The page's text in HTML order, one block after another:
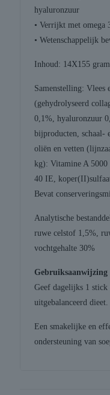
hyaluronzuur
• Verrijkt met omega
• Wetenschappelijk
Inhoud: 14X155 gram
Samenstelling:
(gehydrolyseerd
0,1%, hyaluronzuur
bijproducten, schaal-
oliën en vetten
kg): Vitamine A
40 IE,
Bevat
Analytische
ruwe celstof 1,5%,
vochtgehalte 30%
Gebruiksaanwijzing
Geef dagelijks 1 stick
uitgebalanceerd dieet.
Een smakelijke en
ondersteuning van